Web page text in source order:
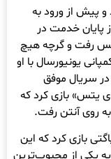
شد و پیش از ورود به
در سال ۱۹۵۳ و پس از پایان خدمت در
رفت و گرچه هیچ
یونیورسال با او
در سریال موفق
یتس» بازی کرد که
بازی کرد که این
یکی از محبوب‌ترین